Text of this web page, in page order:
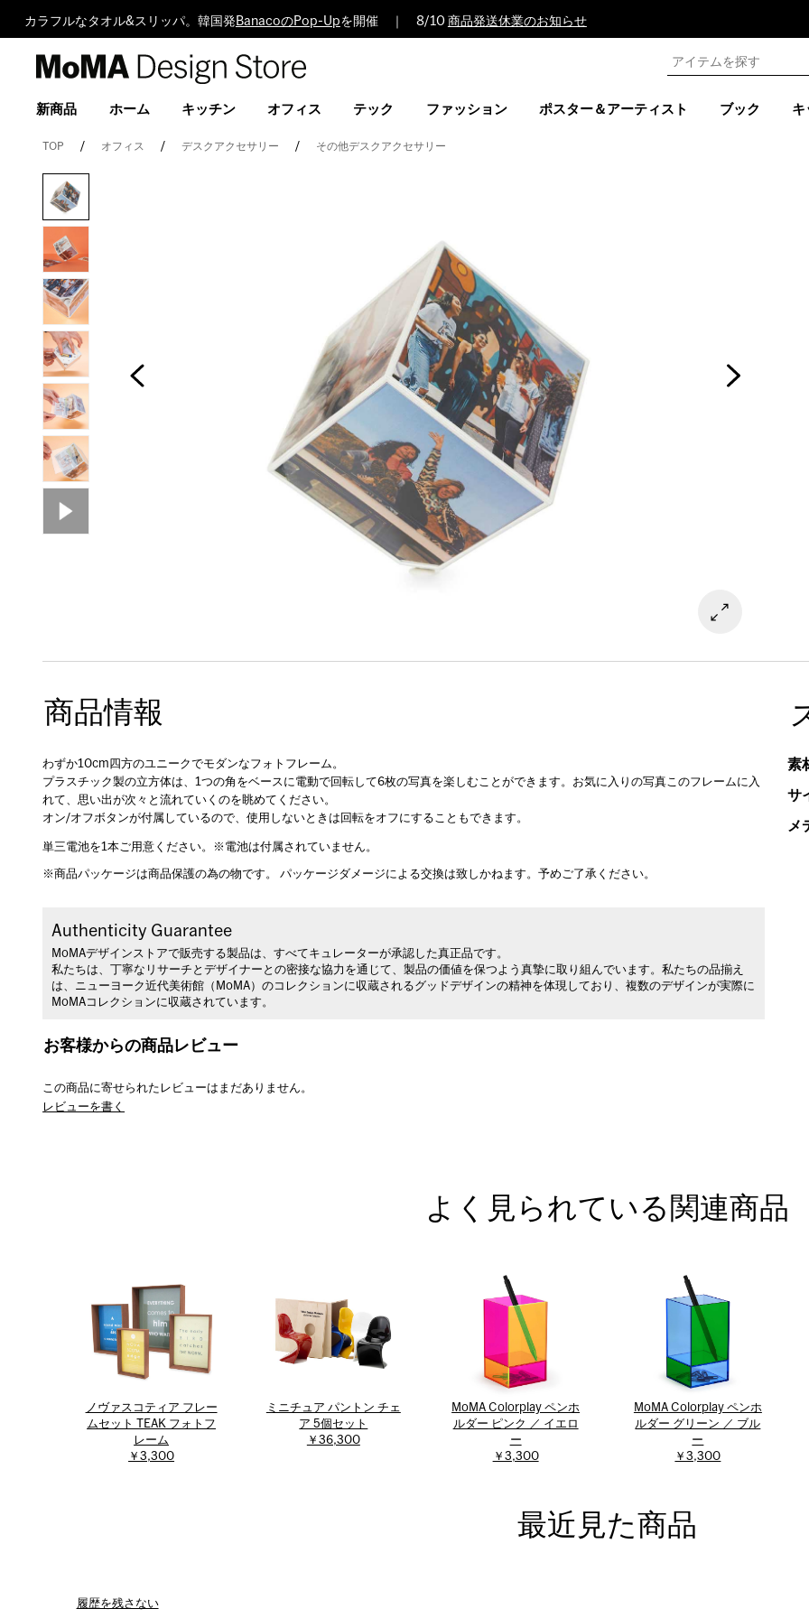
カラフルなタオル&スリッパ。韓国発 BanacoのPop-Upを開催 ｜ 8/10 商品発送休業のお知らせ
Design
新商品 ホーム キッチン オフィス テック ファッション ポスター＆アーティスト ブック キ
TOP オフィス デスクアクセサリー その他デスクアクセサリー
商品情報
わずか10cm四方のユニークでモダンなフォトフレーム。
プラスチック製の立方体は、1つの角をベースに電動で回転して6枚の写真を楽しむことができます。お気に入りの写真このフレームに入
れて、思い出が次々と流れていくのを眺めてください。
オン/オフボタンが付属しているので、使用しないときは回転をオフにすることもできます。
単三電池を1本ご用意ください。※電池は付属されていません。
※商品パッケージは商品保護の為の物です。 パッケージダメージによる交換は致しかねます。予めご了承ください。
Authenticity Guarantee
MoMAデザインストアで販売する製品は、すべてキュレーターが承認した真正品です。
私たちは、丁寧なリサーチとデザイナーとの密接な協力を通じて、製品の価値を保つよう真摯に取り組んでいます。私たちの品揃え
は、ニューヨーク近代美術館（MoMA）のコレクションに収蔵されるグッドデザインの精神を体現しており、複数のデザインが実際に
MoMAコレクションに収蔵されています。
素
サ
メ
お客様からの商品レビュー
この商品に寄せられたレビューはまだありません。
レビューを書く
よく見られている関連商品
ノヴァスコティア フレー
ムセット TEAK フォトフ
レーム
￥3,300
ミニチュア パントン チェ
ア 5個セット
￥36,300
MoMA Colorplay ペンホ
ルダー ピンク ／ イエロ
ー
￥3,300
MoMA Colorplay ペンホ
ルダー グリーン ／ ブル
ー
￥3,300
最近見た商品
履歴を残さない